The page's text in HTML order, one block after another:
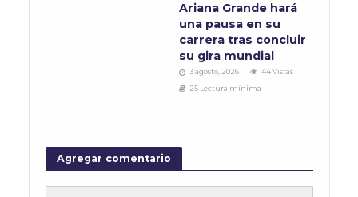
Ariana Grande hará
una pausa en su
carrera tras concluir
su gira mundial
3 agosto, 2026
44 Vistas
25 Lectura mínima
Agregar comentario